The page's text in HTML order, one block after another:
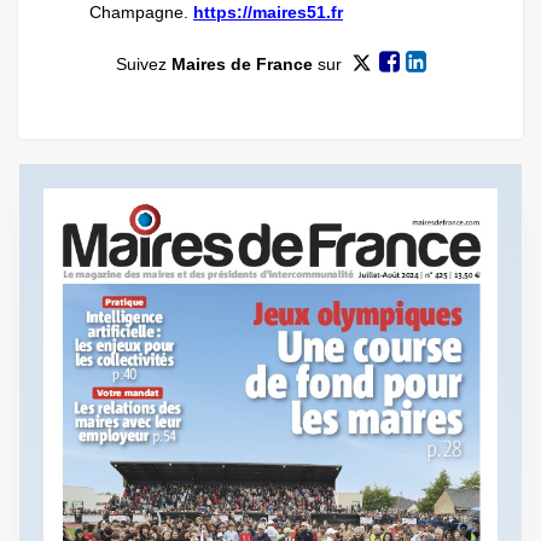
Champagne. https://maires51.fr
Suivez Maires de Francesur